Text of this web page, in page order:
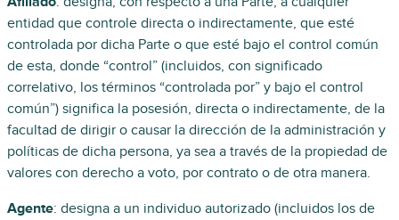
entidad que controle directa o indirectamente, que esté
controlada por dicha Parte o que esté bajo el control común
de esta, donde “control” (incluidos, con significado
correlativo, los términos “controlada por” y bajo el control
común”) significa la posesión, directa o indirectamente, de la
facultad de dirigir o causar la dirección de la administración y
políticas de dicha persona, ya sea a través de la propiedad de
valores con derecho a voto, por contrato o de otra manera.
Agente: designa a un individuo autorizado (incluidos los de